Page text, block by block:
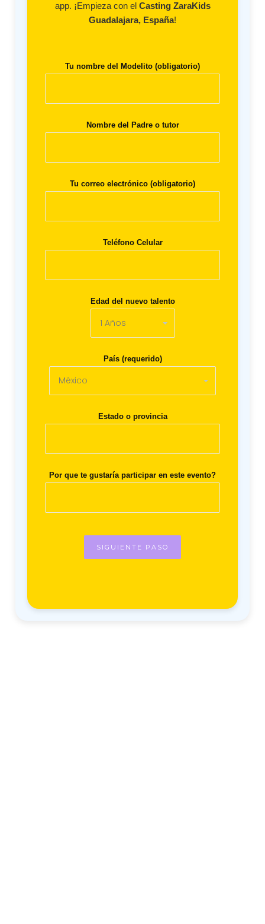
app. ¡Empieza con el Casting ZaraKids
Guadalajara, España!
Tu nombre del Modelito (obligatorio)
Nombre del Padre o tutor
Tu correo electrónico (obligatorio)
Teléfono Celular
Edad del nuevo talento
País (requerido)
Estado o provincia
Por que te gustaría participar en este evento?